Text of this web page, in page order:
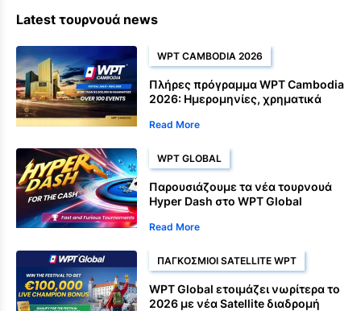
Latest τουρνουά news
WPT CAMBODIA 2026
Πλήρες πρόγραμμα WPT Cambodia
2026: Ημερομηνίες, χρηματικά
πρωταθλήματος
Read More
WPT GLOBAL
Παρουσιάζουμε τα νέα τουρνουά
Hyper Dash στο WPT Global
Read More
ΠΑΓΚΌΣΜΙΟΙ SATELLITE WPT
WPT Global ετοιμάζει νωρίτερα το
2026 με νέα Satellite διαδρομή